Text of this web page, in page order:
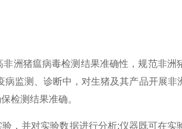
洲猪瘟病毒检测结果准确性，规范非洲
监测、诊断中，对生猪及其产品开展非
检测结果准确。
，并对实验数据进行分析;仪器既可在实